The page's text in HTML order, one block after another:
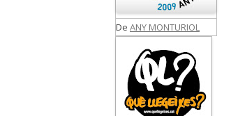
De ANY MONTURIOL